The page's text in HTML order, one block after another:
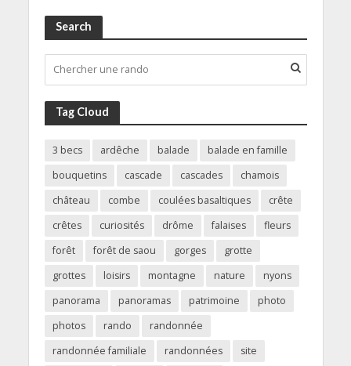
Search
Tag Cloud
3 becs ardêche balade
balade en famille
bouquetins
cascade cascades
chamois
château
combe coulées basaltiques
crête
crêtes
curiosités drôme falaises
fleurs
forêt
forêt de saou gorges
grotte
grottes
loisirs montagne nature
nyons
panorama
panoramas patrimoine
photo
photos
rando
randonnée
randonnée familiale
randonnées
site